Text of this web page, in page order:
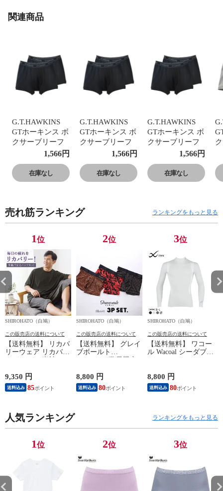
関連商品
G.T.HAWKINS
GTホーキンス ボ
クサーブリーフ
2枚組 メンズ 前
1,566円
在庫なし
G.T.HAWKINS
GTホーキンス ボ
クサーブリーフ
2枚組 メンズ 前
1,566円
在庫なし
G.T.HAWKINS
GTホーキンス ボ
クサーブリーフ
2枚組 メンズ 前
1,566円
在庫なし
売れ筋ランキング ランキングをもっと見る
1位
SHIROHATO（白鳩）
この販売店の送料について
【送料無料】 リカバ
リーウェア リカバリ
ーパジャマ 半袖 メ
ームウェア パジャマ
リカバリーケア 7分
丈パンツ 疲労回復
9,350 円
送料込み 85
2位
SHIROHATO（白鳩）
この販売店の送料について
【送料無料】 グレイ
ブボールト
Gravevault 数量限定
サーパンツ おまかせ
3P 福袋 ショート ロ
ーライズ 3枚セット
8,800 円
送料込み 80
3位
SHIROHATO（白鳩）
この販売店の送料について
【送料無料】 ワコー
ル Wacoal シーダブリ
JYURYU 柔流 ジュウ
リュウ メンズ トッ
プ SML ハイネック
8,800 円
送料込み 80
人気ランキング ランキングをもっと見る
1位 2位 3位